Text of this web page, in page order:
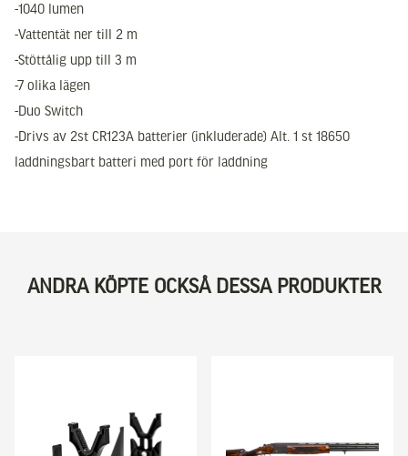
-1040 lumen
-Vattentät ner till 2 m
-Stöttålig upp till 3 m
-7 olika lägen
-Duo Switch
-Drivs av 2st CR123A batterier (inkluderade) Alt. 1 st 18650
laddningsbart batteri med port för laddning
ANDRA KÖPTE OCKSÅ DESSA PRODUKTER